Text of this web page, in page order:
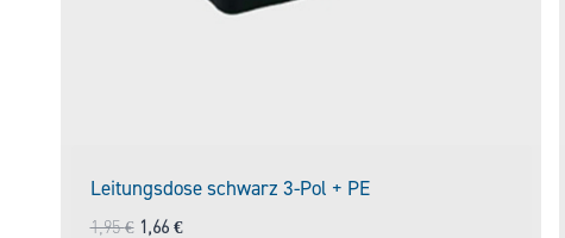
Leitungsdose schwarz 3-Pol + PE
1,95€ Ursprünglicher
1,66 €Aktueller